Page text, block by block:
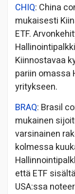
CHIQ: China
mukaisesti
ETF.
Kiinnostavaa
pariin omassa
yritykseen.
BRAQ: Brasil
mukainen
varsinainen
kolmessa
että ETF
USA:ssa